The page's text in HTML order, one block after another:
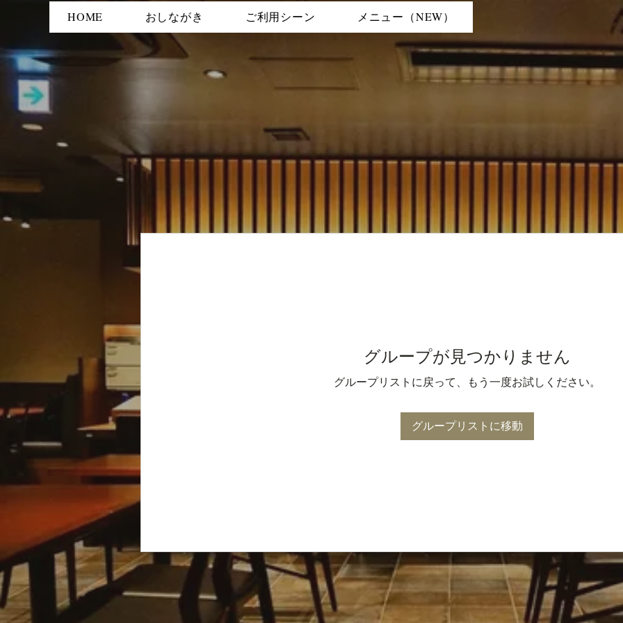
HOME おしながき ご利用シーン メニュー（NEW）
グループが見つかりません
グループリストに戻って、もう一度お試しください。
グループリストに移動